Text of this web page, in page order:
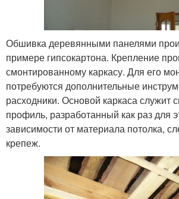
Обшивка деревянными панелями
примере гипсокартона. Крепление
смонтированному каркасу. Для его
потребуются дополнительные
расходники. Основой каркаса служит
профиль, разработанный как раз для
зависимости от материала потолка,
крепеж.